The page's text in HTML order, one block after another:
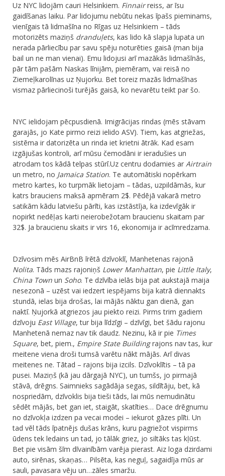
Uz NYC lidojām cauri Helsinkiem. Finnairreiss, ar īsu
gaidīšanas laiku. Par lidojumu nebūtu nekas īpašs pieminams,
vienīgais tā lidmašīna no Rīgas uz Helsinkiem – tāds
motorizēts maziņš dranduļets, kas lido kā slapja lupata un
nerada pārliecību par savu spēju noturēties gaisā (man bija
bail un ne man vienai). Emu lidojusi arī mazākās lidmašīnās,
pār tām pašām Naskas līnijām, piemēram, vai reisā no
Ziemeļkarolīnas uz Ņujorku. Bet toreiz mazās lidmašīnas
vismaz pārliecinoši turējās gaisā, ko nevarētu teikt par šo.
NYC ielidojam pēcpusdienā. Imigrācijas rindas (mēs stāvam
garajās, jo Kate pirmo reizi ielido ASV). Tiem, kas atgriežas,
sistēma ir datorizēta un rinda iet krietni ātrāk. Kad esam
izgājušas kontroli, arī mūsu čemodāni ir ieradušies un
atrodam tos kādā telpas stūrī.Uz centru dodamies ar Airtrain
un metro, no Jamaica Station. Te automātiski nopērkam
metro kartes, ko turpmāk lietojam – tādas, uzpildāmās, kur
katrs brauciens maksā apmēram 2$. Pēdējā vakarā metro
satikām kādu latviešu pārīti, kas izstāstīja, ka izdevīgāk ir
nopirkt nedēļas karti neierobežotam braucienu skaitam par
32$. Ja braucienu skaits ir virs 16, ekonomija ir acīmredzama.
​Dzīvosim mēs AirBnB īrētā dzīvoklī, Manhetenas rajonā
Nolita. Tāds mazs rajoniņš Lower Manhattan, pie Little Italy,
China Town un Soho. Te dzīvība ielās bija pat aukstajā maija
nesezonā – uzēst vai iedzert iespējams bija katrā diennakts
stundā, ielas bija drošas, lai mājās nāktu gan dienā, gan
naktī. Ņujorkā atgriezos jau piekto reizi. Pirms trim gadiem
dzīvoju East Village, tur bija līdzīgi – dzīvīgi, bet šādu rajonu
Manhetenā nemaz nav tik daudz. Nezinu, kā ir pie Times
Square, bet, piem., Empire State Buildingrajons nav tas, kur
meitene viena droši tumsā varētu nākt mājās. Arī divas
meitenes ne. Tātad – rajons bija izcils. Dzīvoklītis – tā pa
pusei. Maziņš (kā jau dārgajā NYC), un tumšs, jo pirmajā
stāvā, drēgns. Saimnieks sagādāja segas, sildītāju, bet, kā
nospriedām, dzīvoklis bija tieši tāds, lai mūs nemudinātu
sēdēt mājās, bet gan iet, staigāt, skatīties… Dace drēgnumu
no dzīvokļa izdzen pa vecai modei – iekurot gāzes plīti. Un
tad vēl tāds īpatnējs dušas krāns, kuru pagriežot vispirms
ūdens tek ledains un tad, jo tālāk griez, jo siltāks tas kļūst.
Bet pie visām šīm dīvainībām varēja pierast. Aiz loga dzirdami
auto, sirēnas, skaņas… Pilsēta, kas neguļ, sagaidīja mūs ar
sauli, pavasara vēju un…zāles smaržu.